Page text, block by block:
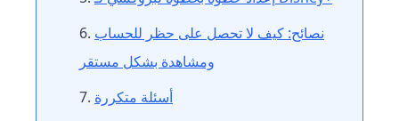
نصائح: كيف لا تحصل على حظر للحساب
ومشاهدة بشكل مستقر
أسئلة متكررة